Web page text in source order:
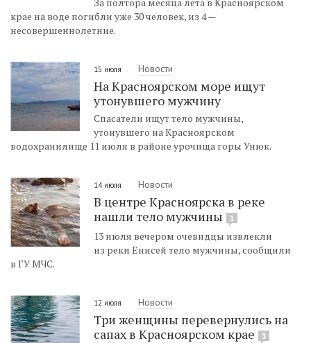
крае на воде погибли уже 30 человек, из 4 —
несовершеннолетние.
15 июля Новости
На Красноярском море ищут
утонувшего мужчину
Спасатели ищут тело мужчины,
утонувшего на Красноярском
водохранилище 11 июля в районе урочища горы Унюк.
14 июля Новости
В центре Красноярска в реке
нашли тело мужчины
1
13 июля вечером очевидцы извлекли
из реки Енисей тело мужчины, сообщили
в ГУ МЧС.
12 июля Новости
Три женщины перевернулись на
сапах в Красноярском крае
3